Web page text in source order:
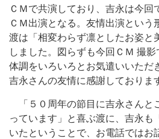
ＣＭで共演しており、吉永は今回
ＣＭ出演となる。友情出演という
渡は「相変わらず凛としたお姿と
しました。図らずも今回ＣＭ 撮
体調をいろいろとお気遣いいただ
吉永さんの友情に感謝しておりま
「５０周年の節目に吉永さんと
っています」と喜ぶ渡に、吉永も
いたということで、お電話ではお